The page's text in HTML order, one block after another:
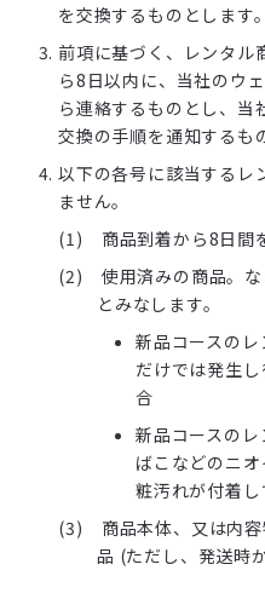
を交換するものとします。
前項に基づく、レンタル
ら8日以内に、当社のウ
ら連絡するものとし、当
交換の手順を通知するも
以下の各号に該当するレ
ません。
商品到着から8日間
使用済みの商品。
とみなします。
新品コースの
だけでは発生
合
新品コースの
ばこなどのニ
粧汚れが付着
商品本体、又は内
品 (ただし、発送時